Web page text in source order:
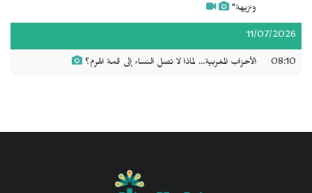
ونزيهة"
11/07/2026
08:10 الأحزاب المغربية... لماذا لا تصل النساء إلى قمة الهرم؟